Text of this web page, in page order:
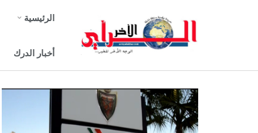
الرئيسية
أخبار الدرك